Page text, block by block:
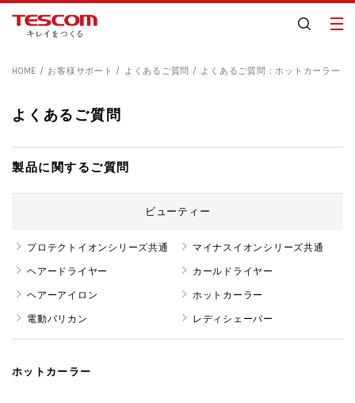
HOME お客様サポート よくあるご質問 よくあるご質問：ホットカーラー
よくあるご質問
製品に関するご質問
ビューティー
プロテクトイオンシリーズ共通 マイナスイオンシリーズ共通
ヘアードライヤー カールドライヤー
ヘアーアイロン ホットカーラー
電動バリカン レディシェーバー
ホットカーラー